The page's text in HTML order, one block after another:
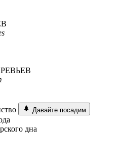
Давайте посадим
дна